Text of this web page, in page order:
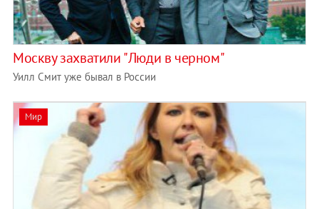
Москву захватили "Люди в черном"
Уилл Смит уже бывал в России
Мир